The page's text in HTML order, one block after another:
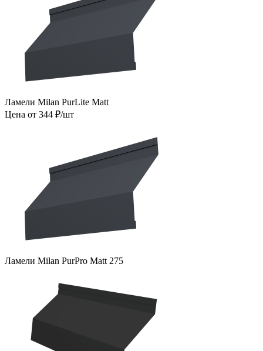
Ламели Milan PurLite Matt
Цена от 344 ₽/шт
Ламели Milan PurPro Matt 275